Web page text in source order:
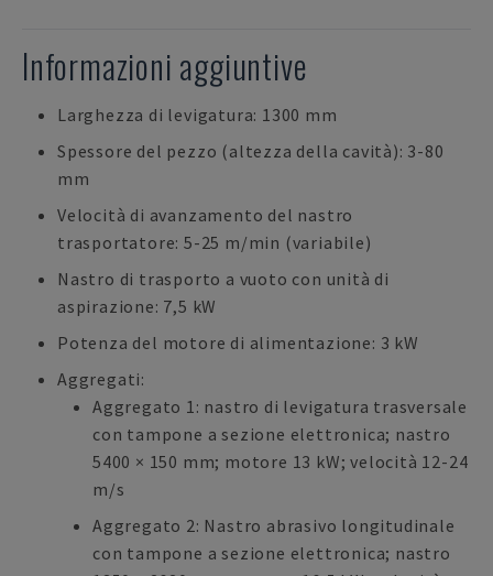
Informazioni aggiuntive
Larghezza di levigatura: 1300 mm
Spessore del pezzo (altezza della cavità): 3-80
mm
Velocità di avanzamento del nastro
trasportatore: 5-25 m/min (variabile)
Nastro di trasporto a vuoto con unità di
aspirazione: 7,5 kW
Potenza del motore di alimentazione: 3 kW
Aggregati:
Aggregato 1: nastro di levigatura trasversale
con tampone a sezione elettronica; nastro
5400 × 150 mm; motore 13 kW; velocità 12-24
m/s
Aggregato 2: Nastro abrasivo longitudinale
con tampone a sezione elettronica; nastro